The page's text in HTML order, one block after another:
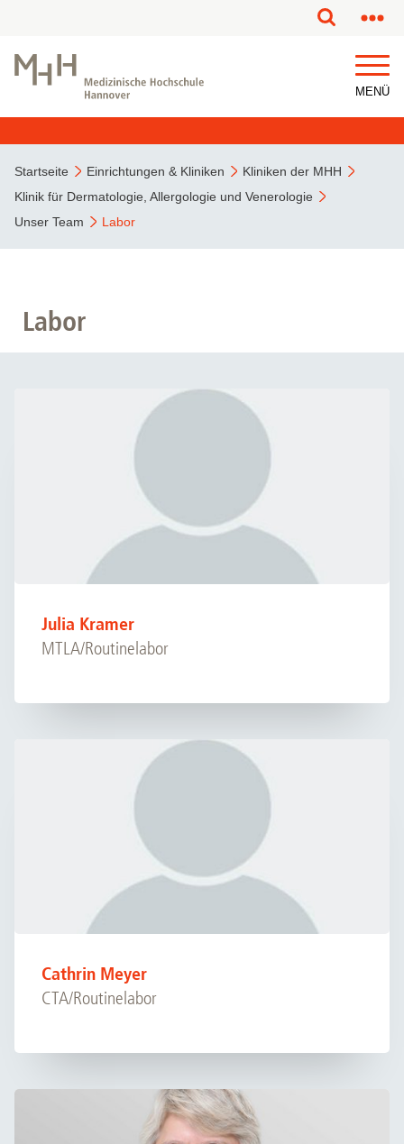
MENÜ
Startseite Einrichtungen & Kliniken
Kliniken der MHH
Klinik für Dermatologie, Allergologie und Venerologie
Unser Team
Labor
Labor
Julia Kramer
MTLA/Routinelabor
Cathrin Meyer
CTA/Routinelabor